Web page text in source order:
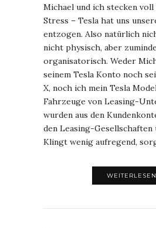
Michael und ich stecken voll
Stress – Tesla hat uns
entzogen. Also natürlich
nicht physisch, aber
organisatorisch. Weder
seinem Tesla Konto noch
X, noch ich mein Tesla
Fahrzeuge von Leasing-
wurden aus den
den Leasing-Gesellschaften
Klingt wenig aufregend,
WEITERLESEN